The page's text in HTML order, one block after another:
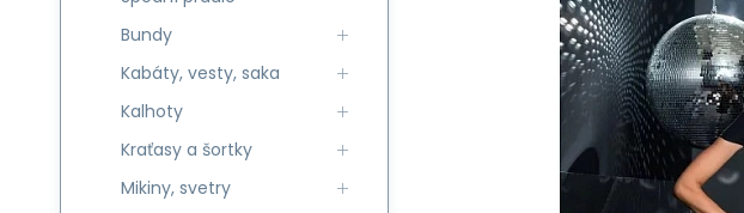
Bundy
Kabáty, vesty, saka
Kalhoty
Kraťasy a šortky
Mikiny, svetry